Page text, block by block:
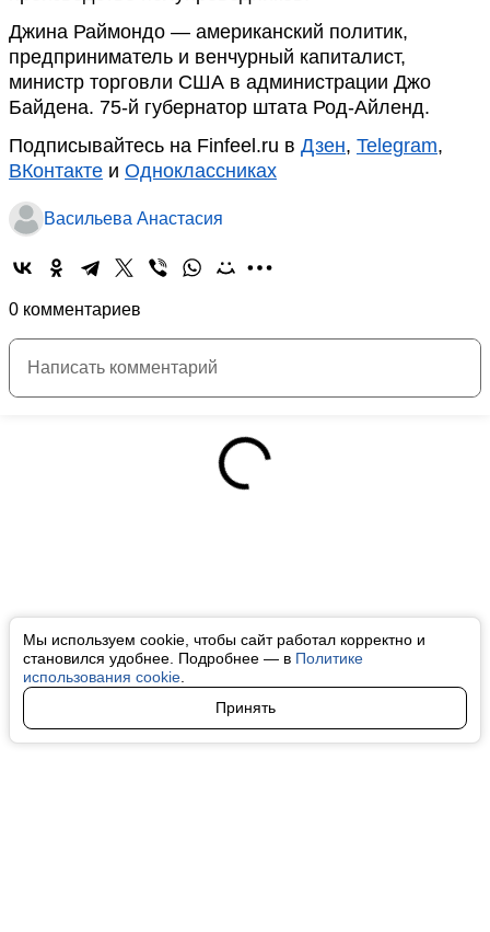
Мы используем cookie, чтобы сайт работал корректно и
становился удобнее. Подробнее — в Политике
использования cookie
Принять
Джина Раймондо — американский политик,
предприниматель и венчурный капиталист,
министр торговли США в администрации Джо
Байдена. 75-й губернатор штата Род-Айленд.
Подписывайтесь на Finfeel.ru в Дзен, Telegram,
ВКонтакте и Одноклассниках
Васильева Анастасия
0 комментариев